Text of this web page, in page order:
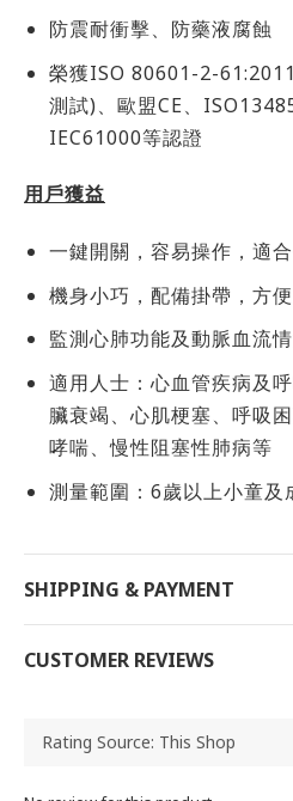
防震耐衝擊、防藥液腐蝕
榮獲ISO 80601-2-
測試)、歐盟CE、
IEC61000等認證
用戶獲益
一鍵開關，容易操作，適
機身小巧，配備掛帶，方
監測心肺功能及動脈血流
適用人士：心血管疾病及
臟衰竭、心肌梗塞、呼吸
哮喘、慢性阻塞性肺病等
測量範圍：6歲以上小童及
SHIPPING & PAYMENT
CUSTOMER REVIEWS